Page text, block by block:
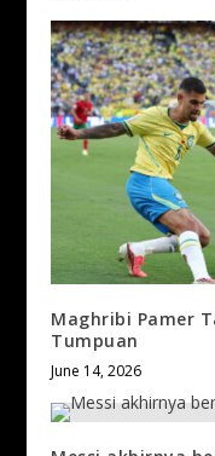
Maghribi Pamer
Tumpuan
June 14, 2026